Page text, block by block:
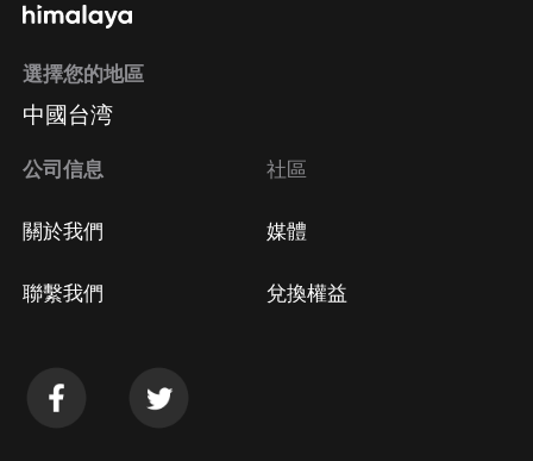
方法 Google Play取消訂閱方法
選擇您的地區
中國台湾
公司信息
關於我們
聯繫我們
社區
媒體
兌換權益